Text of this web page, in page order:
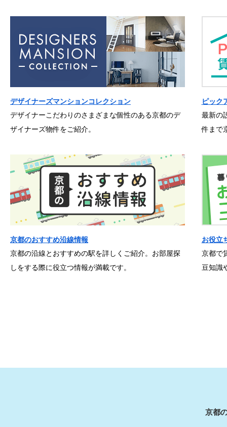
デザイナーズマンションコレクション
デザイナーこだわりのさまざまな個性のある京都のデ
ザイナーズ物件をご紹介。
ピック
最新の
件まで
京都のおすすめ沿線情報
京都の沿線とおすすめの駅を詳しくご紹介。お部屋探
しをする際に役立つ情報が満載です。
お役立
京都で
豆知識
京都